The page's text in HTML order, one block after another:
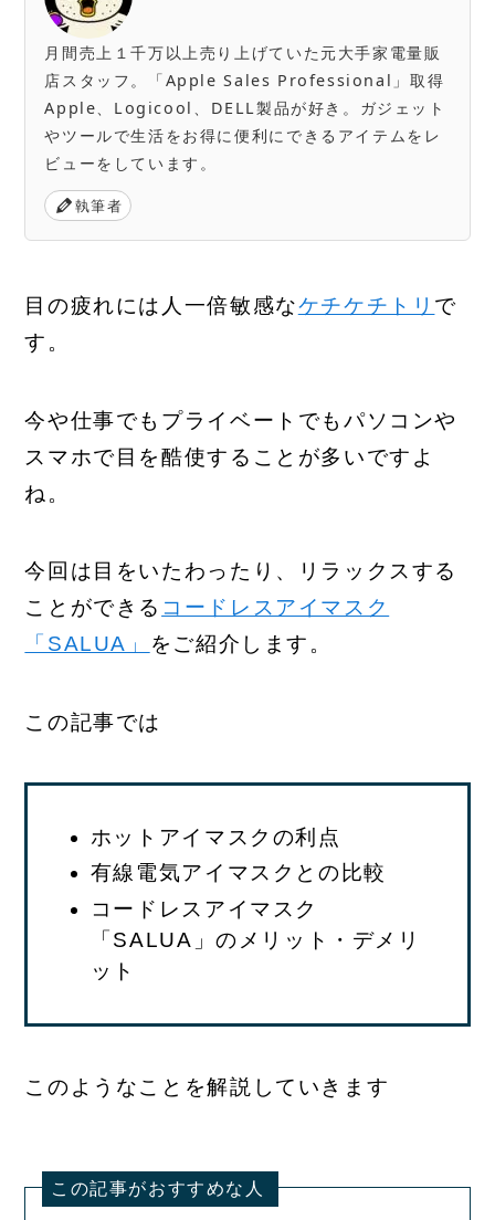
月間売上１千万以上売り上げていた元大手家電量販
店スタッフ。「Apple Sales Professional」取得
Apple、Logicool、DELL製品が好き。ガジェット
やツールで生活をお得に便利にできるアイテムをレ
ビューをしています。
執筆者
目の疲れには人一倍敏感なケチケチトリ で
す。
今や仕事でもプライベートでもパソコンや
スマホで目を酷使することが多いですよ
ね。
今回は目をいたわったり、リラックスする
ことができる コードレスアイマスク
「SALUA」
をご紹介します。
この記事では
ホットアイマスクの利点
有線電気アイマスクとの比較
コードレスアイマスク
「SALUA」のメリット・デメリ
ット
このようなことを解説していきます
この記事がおすすめな人